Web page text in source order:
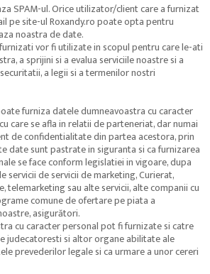
SPAM-ul. Orice utilizator/client care a furnizat
pe site-ul Roxandy.ro poate opta pentru
noastra de date.
vor fi utilizate in scopul pentru care le-ati
a sprijini si a evalua serviciile noastre si a
a legii si a termenilor nostri
furniza datele dumneavoastra cu caracter
care se afla in relatii de parteneriat, dar numai
de confidentialitate din partea acestora, prin
date sunt pastrate in siguranta si ca furnizarea
se face conform legislatiei in vigoare, dupa
servicii de servicii de marketing, Curierat,
telemarketing sau alte servicii, alte companii cu
comune de ofertare pe piata a
asigurători.
cu caracter personal pot fi furnizate si catre
judecatoresti si altor organe abilitate ale
prevederilor legale si ca urmare a unor cereri